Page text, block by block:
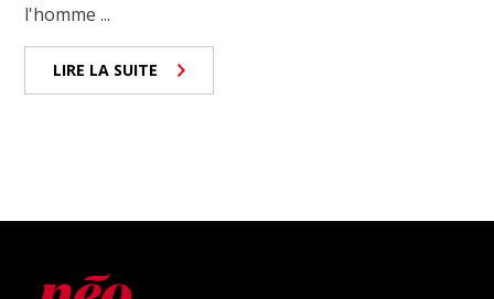
l'homme ...
LIRE LA SUITE